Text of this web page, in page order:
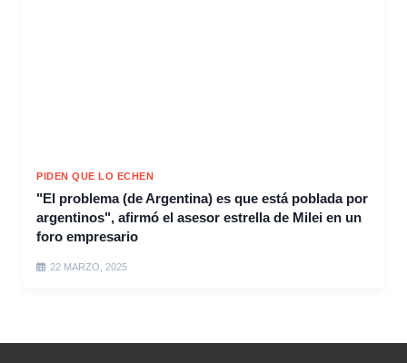
PIDEN QUE LO ECHEN
"El problema (de Argentina) es que está poblada por
argentinos", afirmó el asesor estrella de Milei en un
foro empresario
22 MARZO, 2025